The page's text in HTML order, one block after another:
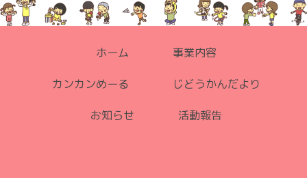
ホーム 事業内容
カンカンめーる じどうかんだより
お知らせ 活動報告